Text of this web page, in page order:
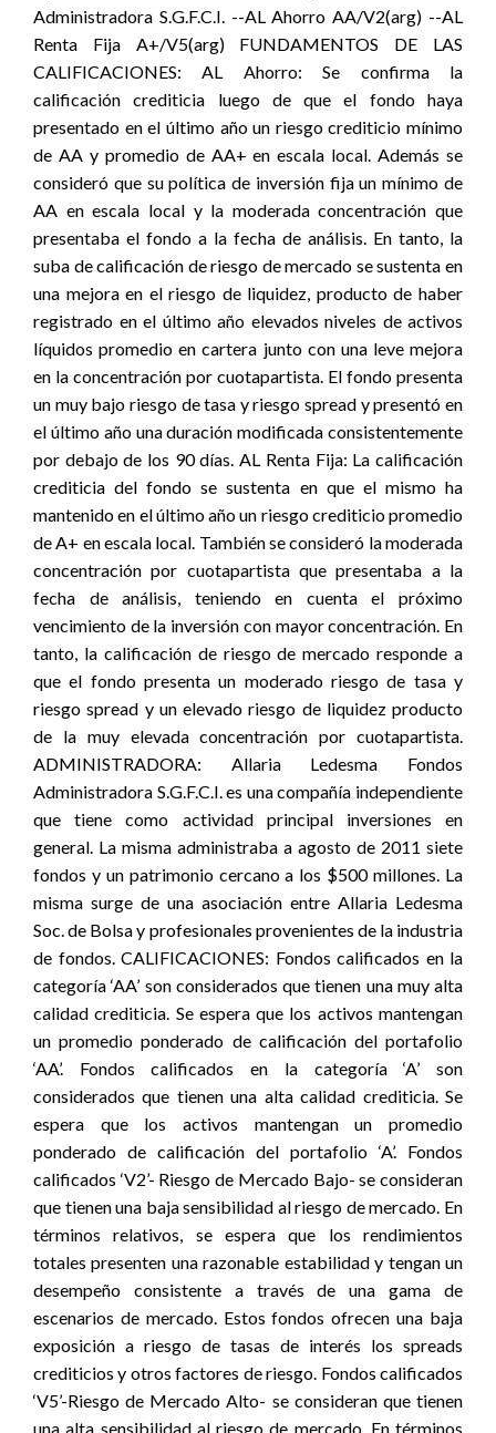
Administradora S.G.F.C.I. --AL Ahorro AA/V2(arg) --AL
Renta Fija A+/V5(arg) FUNDAMENTOS DE LAS
CALIFICACIONES: AL Ahorro: Se confirma la
calificación crediticia luego de que el fondo haya
presentado en el último año un riesgo crediticio mínimo
de AA y promedio de AA+ en escala local. Además se
consideró que su política de inversión fija un mínimo de
AA en escala local y la moderada concentración que
presentaba el fondo a la fecha de análisis. En tanto, la
suba de calificación de riesgo de mercado se sustenta en
una mejora en el riesgo de liquidez, producto de haber
registrado en el último año elevados niveles de activos
líquidos promedio en cartera junto con una leve mejora
en la concentración por cuotapartista. El fondo presenta
un muy bajo riesgo de tasa y riesgo spread y presentó en
el último año una duración modificada consistentemente
por debajo de los 90 días. AL Renta Fija: La calificación
crediticia del fondo se sustenta en que el mismo ha
mantenido en el último año un riesgo crediticio promedio
de A+ en escala local. También se consideró la moderada
concentración por cuotapartista que presentaba a la
fecha de análisis, teniendo en cuenta el próximo
vencimiento de la inversión con mayor concentración. En
tanto, la calificación de riesgo de mercado responde a
que el fondo presenta un moderado riesgo de tasa y
riesgo spread y un elevado riesgo de liquidez producto
de la muy elevada concentración por cuotapartista.
ADMINISTRADORA: Allaria Ledesma Fondos
Administradora S.G.F.C.I. es una compañía independiente
que tiene como actividad principal inversiones en
general. La misma administraba a agosto de 2011 siete
fondos y un patrimonio cercano a los $500 millones. La
misma surge de una asociación entre Allaria Ledesma
Soc. de Bolsa y profesionales provenientes de la industria
de fondos. CALIFICACIONES: Fondos calificados en la
categoría ‘AA’ son considerados que tienen una muy alta
calidad crediticia. Se espera que los activos mantengan
un promedio ponderado de calificación del portafolio
‘AA’. Fondos calificados en la categoría ‘A’ son
considerados que tienen una alta calidad crediticia. Se
espera que los activos mantengan un promedio
ponderado de calificación del portafolio ‘A’. Fondos
calificados ‘V2’- Riesgo de Mercado Bajo- se consideran
que tienen una baja sensibilidad al riesgo de mercado. En
términos relativos, se espera que los rendimientos
totales presenten una razonable estabilidad y tengan un
desempeño consistente a través de una gama de
escenarios de mercado. Estos fondos ofrecen una baja
exposición a riesgo de tasas de interés los spreads
crediticios y otros factores de riesgo. Fondos calificados
‘V5’-Riesgo de Mercado Alto- se consideran que tienen
una alta sensibilidad al riesgo de mercado. En términos